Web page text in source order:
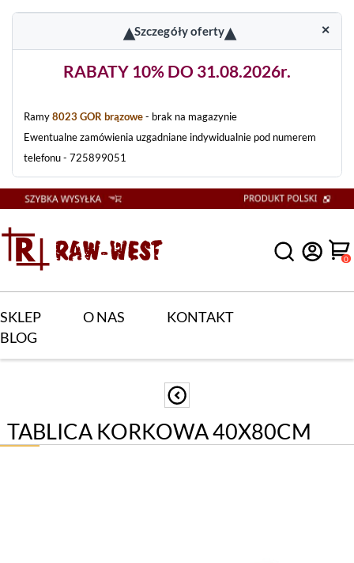
▴Szczegóły oferty▴ ✕
RABATY 10% DO 31.08.2026r.
Ramy8023 GOR brązowe- brak na magazynie
Ewentualne zamówienia uzgadniane indywidualnie pod numerem
telefonu - 725899051
0
SKLEP O NAS
KONTAKT
BLOG
TABLICA KORKOWA 40X80CM